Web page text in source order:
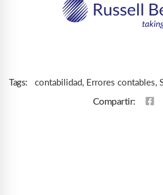
Tags: contabilidad, Errores contables,
Compartir: